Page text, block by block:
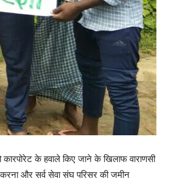
के हवाले किए जाने के खिलाफ वाराणसी
और सर्व सेवा संघ परिसर की जमीन